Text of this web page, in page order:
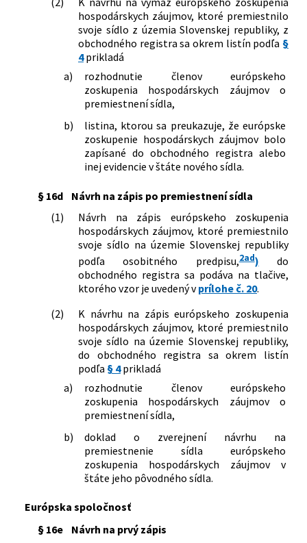
hospodárskych záujmov, ktoré premiestnilo
svoje sídlo z územia Slovenskej republiky, z
obchodného registra sa okrem listín podľa §
4prikladá
a)
rozhodnutie členov európskeho
zoskupenia hospodárskych záujmov o
premiestnení sídla,
b)
listina, ktorou sa preukazuje, že európske
zoskupenie hospodárskych záujmov bolo
zapísané do obchodného registra alebo
inej evidencie v štáte nového sídla.
§ 16d
Návrh na zápis po premiestnení sídla
(1)
Návrh na zápis európskeho zoskupenia
hospodárskych záujmov, ktoré premiestnilo
svoje sídlo na územie Slovenskej republiky
podľa osobitného predpisu,2ad) do
obchodného registra sa podáva na tlačive,
ktorého vzor je uvedený vprílohe č. 20.
(2)
K návrhu na zápis európskeho zoskupenia
hospodárskych záujmov, ktoré premiestnilo
svoje sídlo na územie Slovenskej republiky,
do obchodného registra sa okrem listín
podľa § 4prikladá
a)
rozhodnutie členov európskeho
zoskupenia hospodárskych záujmov o
premiestnení sídla,
b)
doklad o zverejnení návrhu na
premiestnenie sídla európskeho
zoskupenia hospodárskych záujmov v
štáte jeho pôvodného sídla.
Európska spoločnosť
§ 16e
Návrh na prvý zápis